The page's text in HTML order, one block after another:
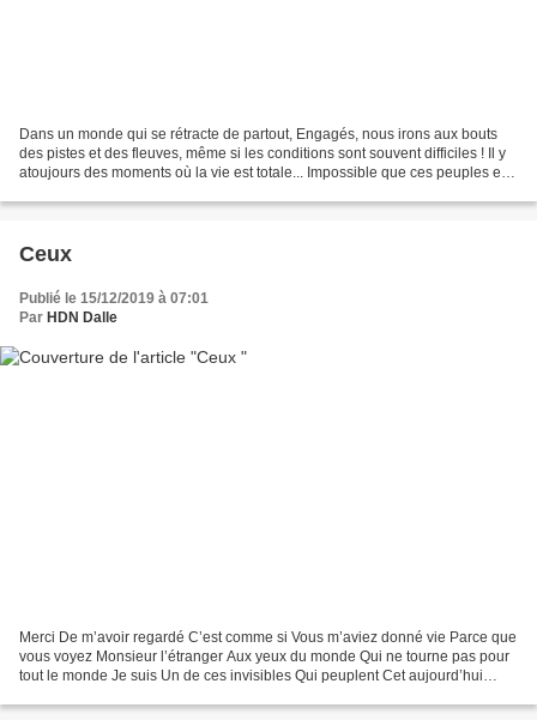
Dans un monde qui se rétracte de partout, Engagés, nous irons aux bouts
des pistes et des fleuves, même si les conditions sont souvent difficiles ! Il y
atoujours des moments où la vie est totale... Impossible que ces peuples et
Ceux
Publié le 15/12/2019 à 07:01
Par HDN Dalle
Merci De m’avoir regardé C’est comme si Vous m’aviez donné vie Parce que
vous voyez Monsieur l’étranger Aux yeux du monde Qui ne tourne pas pour
tout le monde Je suis Un de ces invisibles Qui peuplent Cet aujourd’hui